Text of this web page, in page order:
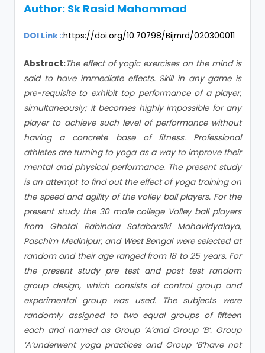
Author: Sk Rasid Mahammad
DOI Link ::https://doi.org/10.70798/Bijmrd/020300011
Abstract:The effect of yogic exercises on the mind is
said to have immediate effects. Skill in any game is
pre-requisite to exhibit top performance of a player,
simultaneously; it becomes highly impossible for any
player to achieve such level of performance without
having a concrete base of fitness. Professional
athletes are turning to yoga as a way to improve their
mental and physical performance. The present study
is an attempt to find out the effect of yoga training on
the speed and agility of the volley ball players. For the
present study the 30 male college Volley ball players
from Ghatal Rabindra Satabarsiki Mahavidyalaya,
Paschim Medinipur, and West Bengal were selected at
random and their age ranged from 18 to 25 years. For
the present study pre test and post test random
group design, which consists of control group and
experimental group was used. The subjects were
randomly assigned to two equal groups of fifteen
each and named as Group ‘A‘and Group ‘B‘. Group
‘A‘underwent yoga practices and Group ‘B‘have not